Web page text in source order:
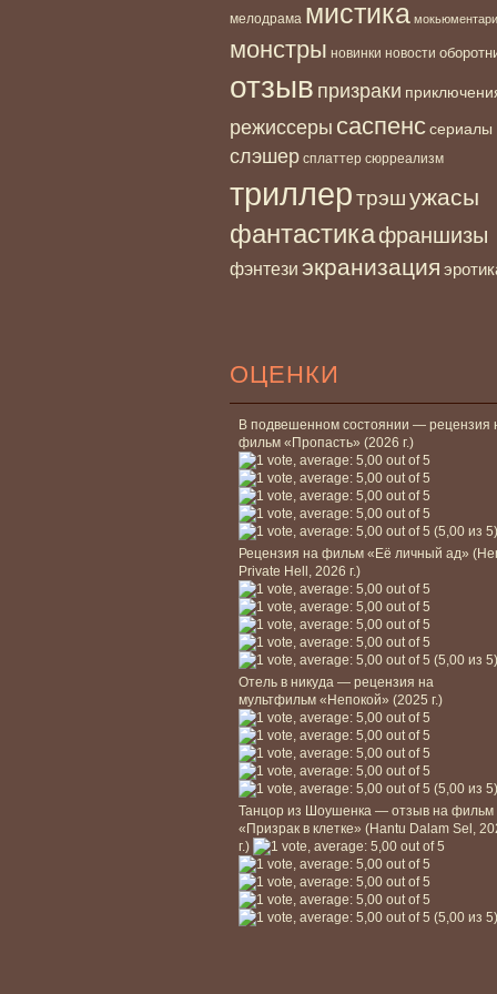
мелодрама мистика мокьюментари
монстры новинки новости
отзыв призраки
режиссеры саспенссериалы
слэшер сплаттер сюрреализм
триллертрэшужасы
фантастикафраншизы
фэнтези экранизация
ОЦЕНКИ
В подвешенном состоянии — рецензия
фильм «Пропасть» (2026 г.)
(5,00 из 5)
Рецензия на фильм «Её личный ад»
Private Hell, 2026 г.)
(5,00 из 5)
Отель в никуда — рецензия на
мультфильм «Непокой» (2025 г.)
(5,00 из 5)
Танцор из Шоушенка — отзыв на фильм
«Призрак в клетке» (Hantu Dalam Sel,
г.)
(5,00 из 5)